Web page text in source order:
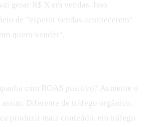
gerar R$ X em vendas. Isso
de "esperar vendas acontecerem"
quero vender".
com ROAS positivo? Aumente o
Diferente de tráfego orgânico,
produzir mais conteúdo, em tráfego